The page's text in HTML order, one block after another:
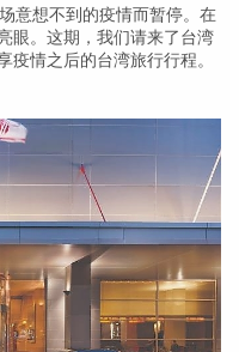
意想不到的疫情而暂停。在
眼。这期，我们请来了台湾
情之后的台湾旅行行程。